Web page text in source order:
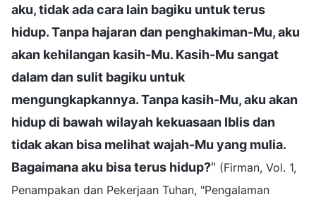
aku, tidak ada cara lain bagiku untuk terus
hidup. Tanpa hajaran dan penghakiman-Mu, aku
akan kehilangan kasih-Mu. Kasih-Mu sangat
dalam dan sulit bagiku untuk
mengungkapkannya. Tanpa kasih-Mu, aku akan
hidup di bawah wilayah kekuasaan Iblis dan
tidak akan bisa melihat wajah-Mu yang mulia.
Bagaimana aku bisa terus hidup?" (Firman, Vol. 1,
Penampakan dan Pekerjaan Tuhan, "Pengalaman